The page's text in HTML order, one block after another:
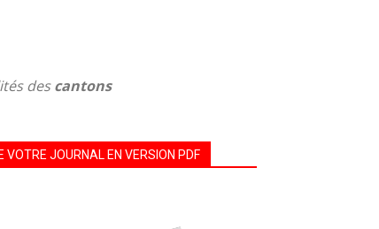
descantons
VOTRE JOURNAL EN VERSION PDF